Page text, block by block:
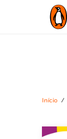
Início /